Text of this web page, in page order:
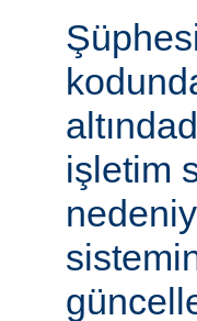
işletim